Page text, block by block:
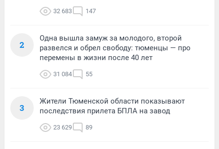
32 683 147
2
Одна вышла замуж за молодого, второй
развелся и обрел свободу: тюменцы — про
перемены в жизни после 40 лет
31 084 55
3
Жители Тюменской области показывают
последствия прилета БПЛА на завод
23 629 89